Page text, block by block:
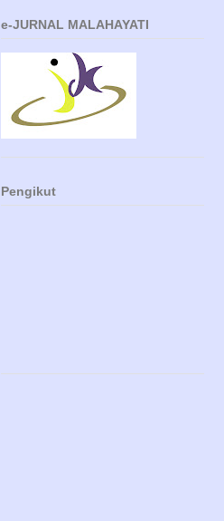
e-JURNAL MALAHAYATI
Pengikut